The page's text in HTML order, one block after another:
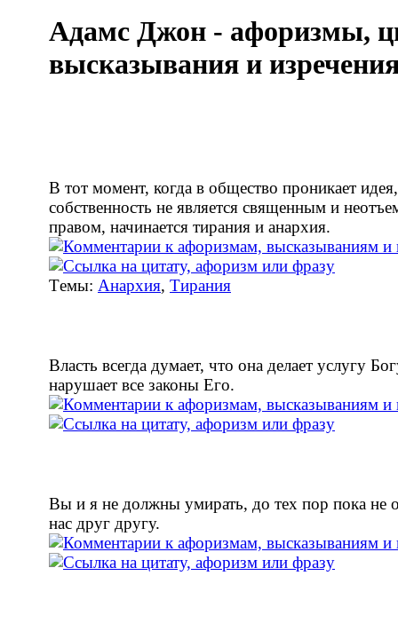
Адамс Джон - афоризмы,
высказывания и
В тот момент, когда в общество проникает
собственность не является священным и
правом, начинается тирания и анархия.
Tемы: Анархия, Тирания
Власть всегда думает, что она делает услугу
нарушает все законы Его.
Вы и я не должны умирать, до тех пор пока не
нас друг другу.